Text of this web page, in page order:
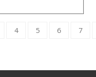
4 5 6 7